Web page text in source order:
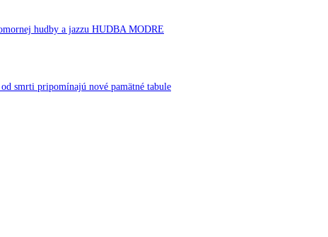
hudby a jazzu HUDBA MODRE
smrti pripomínajú nové pamätné tabule